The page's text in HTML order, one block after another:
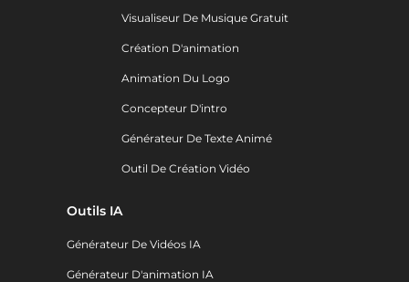
Visualiseur De Musique Gratuit
Création D'animation
Animation Du Logo
Concepteur D'intro
Générateur De Texte Animé
Outil De Création Vidéo
Outils IA
Générateur De Vidéos IA
Générateur D'animation IA